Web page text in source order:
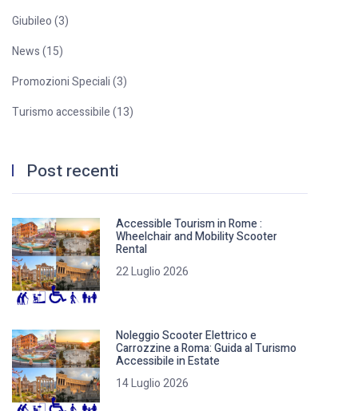
Giubileo (3)
News (15)
Promozioni Speciali (3)
Turismo accessibile (13)
Post recenti
Accessible Tourism in Rome :
Wheelchair and Mobility Scooter
Rental
22 Luglio 2026
Noleggio Scooter Elettrico e
Carrozzine a Roma: Guida al Turismo
Accessibile in Estate
14 Luglio 2026